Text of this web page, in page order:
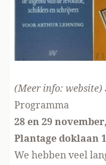
(Meer info: website)
Programma
28 en 29
Plantage doklaan
We hebben veel